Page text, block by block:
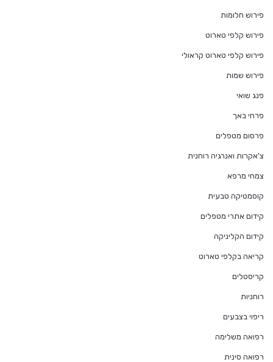
פירוש חלומות
פירוש קלפי טארוט
פירוש קלפי טארוט קראולי
פירוש שמות
פנג שואי
פרחי באך
פרסום מטפלים
צ'אקרות ואנרגיה רוחנית
צמחי מרפא
קוסמטיקה טבעית
קידום אתרי מטפלים
קידום הקליניקה
קריאה בקלפי טארוט
קריסטלים
רוחניות
ריפוי בצבעים
רפואה משלימה
רפואה סינית